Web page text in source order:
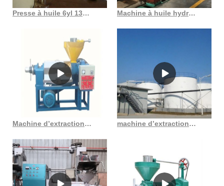
Presse à huile 6yl 130, extracteur d’huile, fabriqué au maroc Machine à huile hydraulique de graines de neem sr dh150stb, presse à huile
Machine d’extraction d’huile de graines de poivre noir, nouvelle technologie, avec ce machine d’extraction d’huile de son de riz au Burkina Faso